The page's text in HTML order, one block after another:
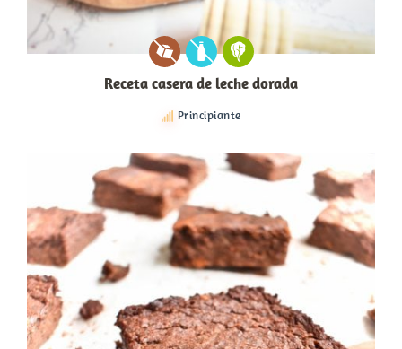
Receta casera de leche dorada
Principiante